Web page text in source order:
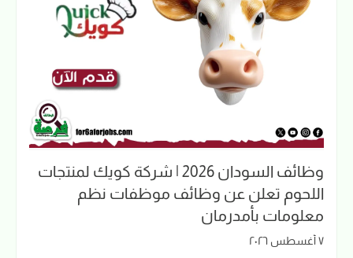
وظائف السودان 2026 | شركة كويك لمنتجات
اللحوم تعلن عن وظائف موظفات نظم
معلومات بأمدرمان
٧ أغسطس ٢٠٢٦